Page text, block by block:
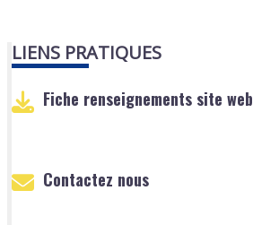
LIENS PRATIQUES
Fiche renseignements site web
Contactez nous